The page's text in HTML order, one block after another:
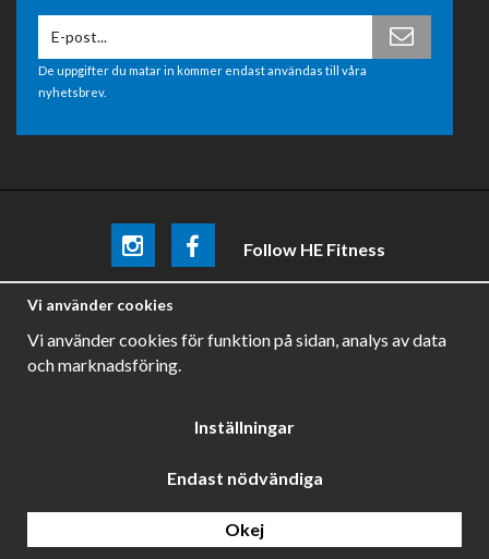
De uppgifter du matar in kommer endast användas till våra
nyhetsbrev.
Follow HE Fitness
Be the firstto know aboutpromotions, news and training
Vi använder cookies
Vi använder cookies för funktion på sidan, analys av data
och marknadsföring.
Inställningar
Endast nödvändiga
Okej